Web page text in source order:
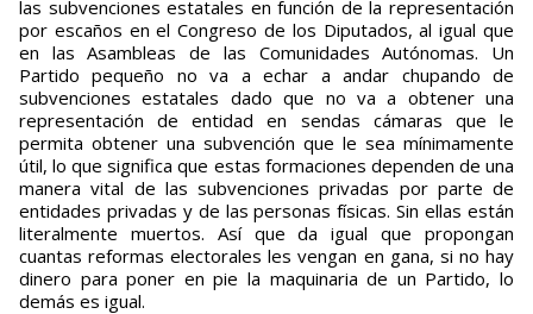
las subvenciones estatales en función de la representación
por escaños en el Congreso de los Diputados, al igual que
en las Asambleas de las Comunidades Autónomas. Un
Partido pequeño no va a echar a andar chupando de
subvenciones estatales dado que no va a obtener una
representación de entidad en sendas cámaras que le
permita obtener una subvención que le sea mínimamente
útil, lo que significa que estas formaciones dependen de una
manera vital de las subvenciones privadas por parte de
entidades privadas y de las personas físicas. Sin ellas están
literalmente muertos. Así que da igual que propongan
cuantas reformas electorales les vengan en gana, si no hay
dinero para poner en pie la maquinaria de un Partido, lo
demás es igual.